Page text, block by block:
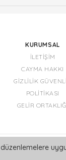
KURUMSAL
İLETIŞIM
CAYMA HAKKI
GIZLILIK
POLITIKASI
GELIR